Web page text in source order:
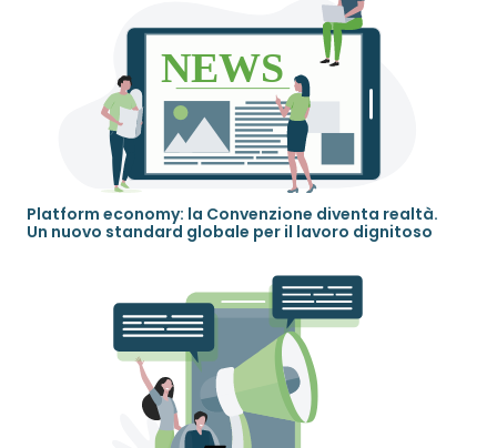
Platform economy: la Convenzione diventa realtà.
Un nuovo standard globale per il lavoro dignitoso